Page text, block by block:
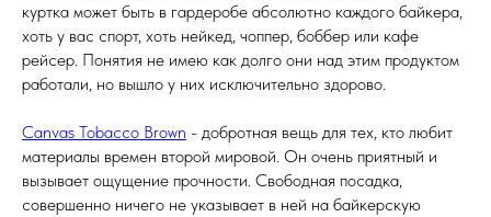
куртка может быть в гардеробе абсолютно каждого байкера,
хоть у вас спорт, хоть нейкед, чоппер, боббер или кафе
рейсер. Понятия не имею как долго они над этим продуктом
работали, но вышло у них исключительно здорово.
Canvas Tobacco Brown - добротная вещь для тех, кто любит
материалы времен второй мировой. Он очень приятный и
вызывает ощущение прочности. Свободная посадка,
совершенно ничего не указывает в ней на байкерскую